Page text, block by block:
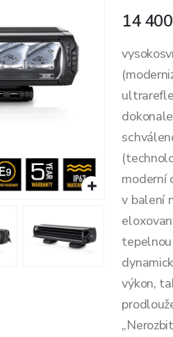
14 400
moderní
v balení
výkon,